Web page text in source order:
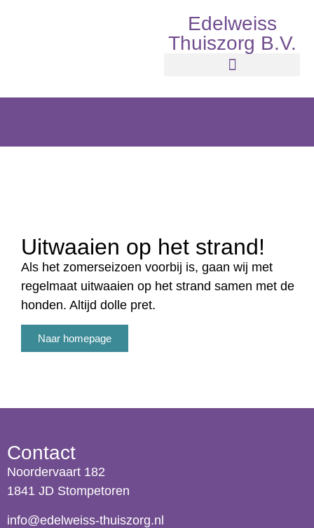
Edelweiss
Thuiszorg B.V.
Uitwaaien op het strand!
Als het zomerseizoen voorbij is, gaan wij met
regelmaat uitwaaien op het strand samen met de
honden. Altijd dolle pret.
Naar homepage
Contact
Noordervaart 182
1841 JD Stompetoren
info@edelweiss-thuiszorg.nl